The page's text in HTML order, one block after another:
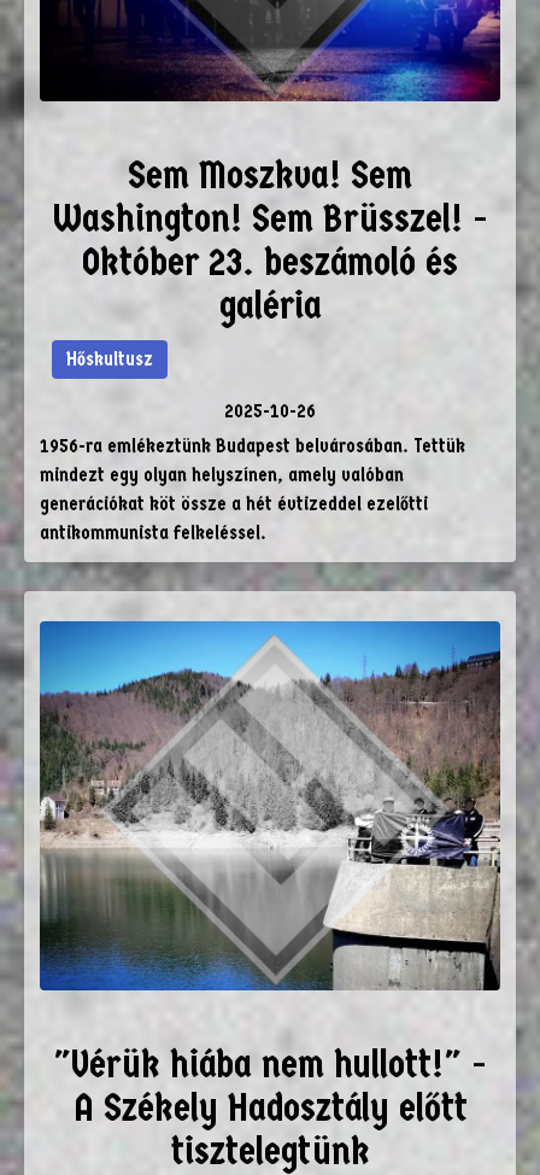
Sem Moszkva! Sem
Washington! Sem Brüsszel! -
Október 23. beszámoló és
galéria
Hőskultusz
2025-10-26
1956-ra emlékeztünk Budapest belvárosában. Tettük
mindezt egy olyan helyszínen, amely valóban
generációkat köt össze a hét évtizeddel ezelőtti
antikommunista felkeléssel.
"Vérük hiába nem hullott!" -
A Székely Hadosztály előtt
tisztelegtünk